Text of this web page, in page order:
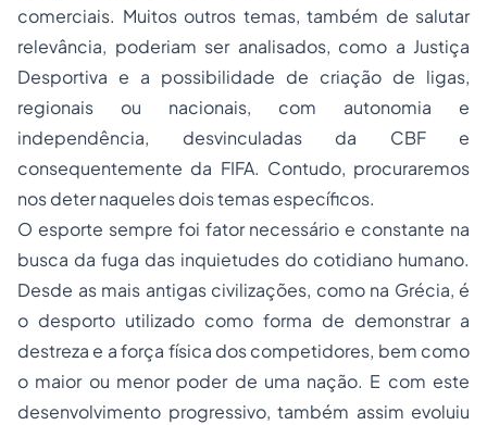
comerciais. Muitos outros temas, também de salutar
relevância, poderiam ser analisados, como a Justiça
Desportiva e a possibilidade de criação de ligas,
regionais ou nacionais, com autonomia e
independência, desvinculadas da CBF e
consequentemente da FIFA. Contudo, procuraremos
nos deter naqueles dois temas específicos.
O esporte sempre foi fator necessário e constante na
busca da fuga das inquietudes do cotidiano humano.
Desde as mais antigas civilizações, como na Grécia, é
o desporto utilizado como forma de demonstrar a
destreza e a força física dos competidores, bem como
o maior ou menor poder de uma nação. E com este
desenvolvimento progressivo, também assim evoluiu